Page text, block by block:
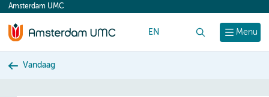
content
Menu
Amsterdam UMC
EN
Vandaag